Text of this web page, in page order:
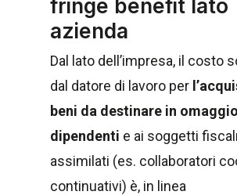
fringe benefit lato
azienda
Dal lato dell’impresa, il costo
dal datore di lavoro per
beni da destinare in
dipendenti e ai soggetti
assimilati (es. collaboratori
continuativi) è, in linea